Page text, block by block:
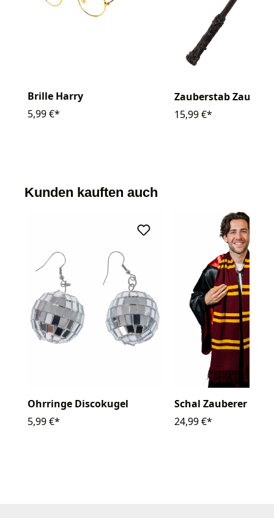
Brille Harry
5,99 €*
Zauberstab
15,99 €*
Kunden kauften auch
Ohrringe Discokugel
5,99 €*
Schal Zauberer
24,99 €*